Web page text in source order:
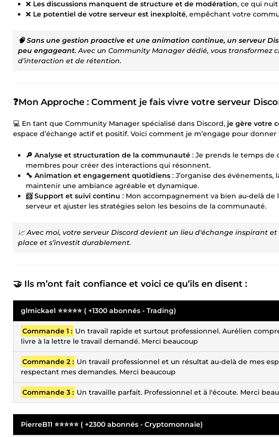
❌ Les discussions manquent de structure et de modération, ce qui
❌ Le potentiel de votre serveur est inexploité, empêchant votre
🧠 Sans une gestion proactive et une animation continue, un serveur
peu engageant.Avec un Community Manager dédié, vous transformez
d’interaction et de rétention.
❓Mon Approche : Comment je fais vivre votre serveur
💻 En tant que Community Manager spécialisé dans Discord, je gère votre
espace d’échange actif et positif. Voici comment je m’engage pour
🔎 Analyse et structuration de la communauté : Je prends le temps de
membres pour créer des interactions qui résonnent.
🔧 Animation et engagement quotidiens : J’organise des
maintenir une ambiance agréable et dynamique.
📨 Support et suivi continu : Mon accompagnement va bien au-delà
serveur et ajuster les stratégies selon les besoins de la communauté.
📈 Avec moi, votre serveur Discord devient un lieu d'échange inspirant
place et s’investit durablement.
🤝 Ils m’ont fait confiance et voici ce qu’ils en disent :
glmickael ⭐⭐⭐⭐⭐ ( +1300 abonnés - Trading)
Commande 1 : Un travail rapide et surtout professionnel. Aurélien
livre à la lettre le travail demandé. Merci beaucoup
Commande 2 : Un travail professionnel et un résultat au-delà de mes
respectant mes demandes. Merci beaucoup
Commande 3 : Un travaille parfait. Professionnel et à l'écoute. Merci
PierreB11 ⭐⭐⭐⭐⭐ ( +2300 abonnés - Cryptomonnaie)